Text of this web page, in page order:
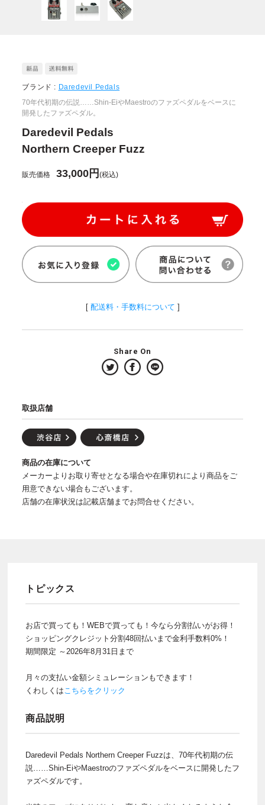
ブランド : Daredevil Pedals
70年代初期の伝説……Shin-EiやMaestroのファズペダルをベースに
開発したファズペダル。
Daredevil Pedals
Northern Creeper Fuzz
販売価格 33,000円(税込)
[ 配送料・手数料について ]
Share On
取扱店舗
商品の在庫について
メーカーよりお取り寄せとなる場合や在庫切れにより商品をご
用意できない場合もございます。
店舗の在庫状況は記載店舗までお問合せください。
トピックス
お店で買っても！WEBで買っても！今なら分割払いがお得！
ショッピングクレジット分割48回払いまで金利手数料0%！
期間限定 ～2026年8月31日まで
月々の支払い金額シミュレーションもできます！
くわしくはこちらをクリック
商品説明
Daredevil Pedals Northern Creeper Fuzzは、70年代初期の伝
説……Shin-EiやMaestroのファズペダルをベースに開発したフ
ァズペダルです。